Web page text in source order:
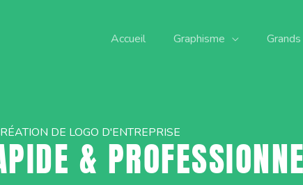
Accueil Graphisme
DE LOGO D'ENTREPRISE
&